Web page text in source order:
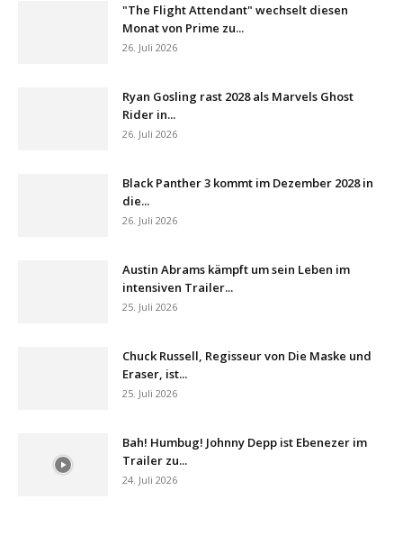
"The Flight Attendant" wechselt diesen
Monat von Prime zu...
26. Juli 2026
Ryan Gosling rast 2028 als Marvels Ghost
Rider in...
26. Juli 2026
Black Panther 3 kommt im Dezember 2028 in
die...
26. Juli 2026
Austin Abrams kämpft um sein Leben im
intensiven Trailer...
25. Juli 2026
Chuck Russell, Regisseur von Die Maske und
Eraser, ist...
25. Juli 2026
Bah! Humbug! Johnny Depp ist Ebenezer im
Trailer zu...
24. Juli 2026